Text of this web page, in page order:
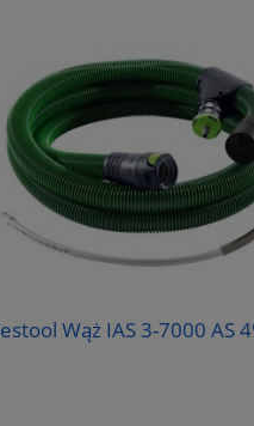
Wąż IAS 3-7000 AS